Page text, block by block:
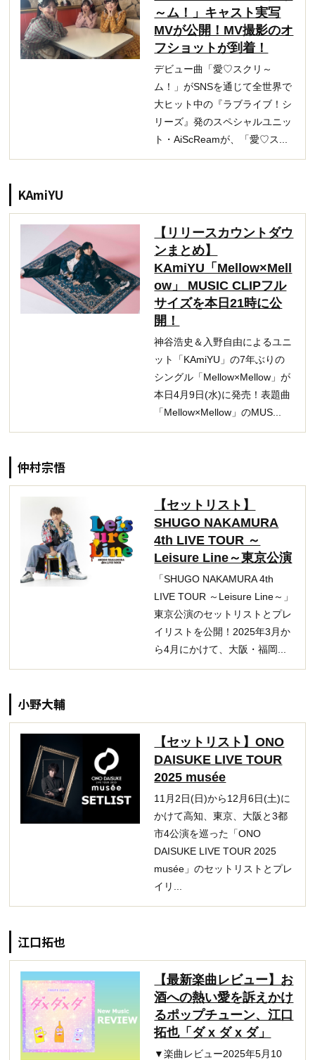
～ム！」キャスト実写
MVが公開！MV撮影のオ
フショットが到着！
デビュー曲「愛♡スクリ～
ム！」がSNSを通じて全世界で
大ヒット中の『ラブライブ！シ
リーズ』発のスペシャルユニッ
ト・AiScReamが、「愛♡ス...
KAmiYU
【リリースカウントダウ
ンまとめ】
KAmiYU「Mellow×Mell
ow」 MUSIC CLIPフル
サイズを本日21時に公
開！
神谷浩史＆入野自由によるユニ
ット「KAmiYU」の7年ぶりの
シングル「Mellow×Mellow」が
本日4月9日(水)に発売！表題曲
「Mellow×Mellow」のMUS...
仲村宗悟
【セットリスト】
SHUGO NAKAMURA
4th LIVE TOUR ～
Leisure Line～東京公演
「SHUGO NAKAMURA 4th
LIVE TOUR ～Leisure Line～」
東京公演のセットリストとプレ
イリストを公開！2025年3月か
ら4月にかけて、大阪・福岡...
小野大輔
【セットリスト】ONO
DAISUKE LIVE TOUR
2025 musée
11月2日(日)から12月6日(土)に
かけて高知、東京、大阪と3都
市4公演を巡った「ONO
DAISUKE LIVE TOUR 2025
musée」のセットリストとプレ
イリ...
江口拓也
【最新楽曲レビュー】お
酒への熱い愛を訴えかけ
るポップチューン、江口
拓也「ダ x ダ x ダ」
▼楽曲レビュー2025年5月10